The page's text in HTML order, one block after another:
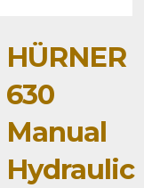
HÜRNER
630
Manual
Hydraulic